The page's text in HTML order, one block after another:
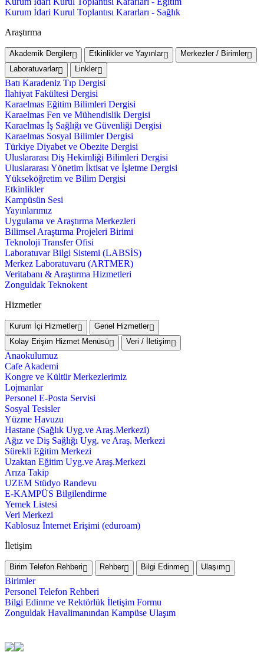
Kurum İdari Kurul Toplantısı Kararları - Sağlık
Araştırma
Akademik Dergiler Etkinlikler ve Yayınlar
Merkezler / Birimler
Laboratuvarlar
Linkler
Batı Karadeniz Tıp Dergisi
İlahiyat Fakültesi Dergisi
Karaelmas Eğitim Bilimleri Dergisi
Karaelmas Fen ve Mühendislik Dergisi
Karaelmas İş Sağlığı ve Güvenliği Dergisi
Karaelmas Sosyal Bilimler Dergisi
Türkiye Diyabet ve Obezite Dergisi
Uluslararası Diş Hekimliği Bilimleri Dergisi
Uluslararası Yönetim İktisat ve İşletme Dergisi
Yükseköğretim ve Bilim Dergisi
Etkinlikler
Kampüsün Sesi
Yayınlarımız
Uygulama ve Araştırma Merkezleri
Bilimsel Araştırma Projeleri Birimi
Teknoloji Transfer Ofisi
Laboratuvar Bilgi Sistemi (LABSİS)
Merkez Laboratuvaru (ARTMER)
Veritabanı & Araştırma Hizmetleri
Zonguldak Teknokent
Hizmetler
Kurum İçi Hizmetler
Genel Hizmetler
Kolay Erişim Hizmet Menüsü
Veri / İletişim
Anaokulumuz
Cafe Akademi
Kongre ve Kültür Merkezlerimiz
Lojmanlar
Personel E-Posta Servisi
Sosyal Tesisler
Yüzme Havuzu
Hastane (Sağlık Uyg.ve Araş.Merkezi)
Ağız ve Diş Sağlığı Uyg. ve Araş. Merkezi
Sürekli Eğitim Merkezi
Uzaktan Eğitim Uyg.ve Araş.Merkezi
Arıza Takip
UZEM Stüdyo Randevu
E-KAMPÜS Bilgilendirme
Yemek Listesi
Veri Merkezi
Kablosuz İnternet Erişimi (eduroam)
İletişim
Birim Telefon Rehberi Rehber Bilgi Edinme Ulaşım
Birimler
Personel Telefon Rehberi
Bilgi Edinme ve Rektörlük İletişim Formu
Zonguldak Havalimanından Kampüse Ulaşım